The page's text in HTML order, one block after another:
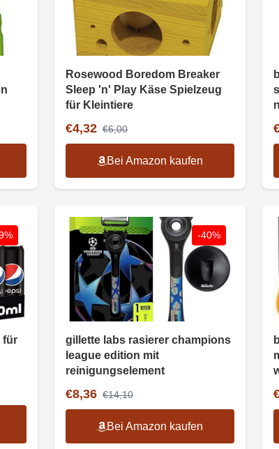
Rosewood Boredom Breaker
Sleep 'n' Play Käse Spielzeug
für Kleintiere
€4,32 €6,00
Bei Amazon kaufen
für
-40%
gillette labs rasierer champions
league edition mit
reinigungselement
€8,36 €14,10
Bei Amazon kaufen